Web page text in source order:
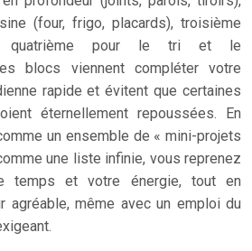
(four, frigo, placards), troisième
quatrième pour le tri et le
blocs viennent compléter votre
rapide et évitent que certaines
éternellement repoussées. En
un ensemble de « mini-projets
une liste infinie, vous reprenez
temps et votre énergie, tout en
agréable, même avec un emploi du